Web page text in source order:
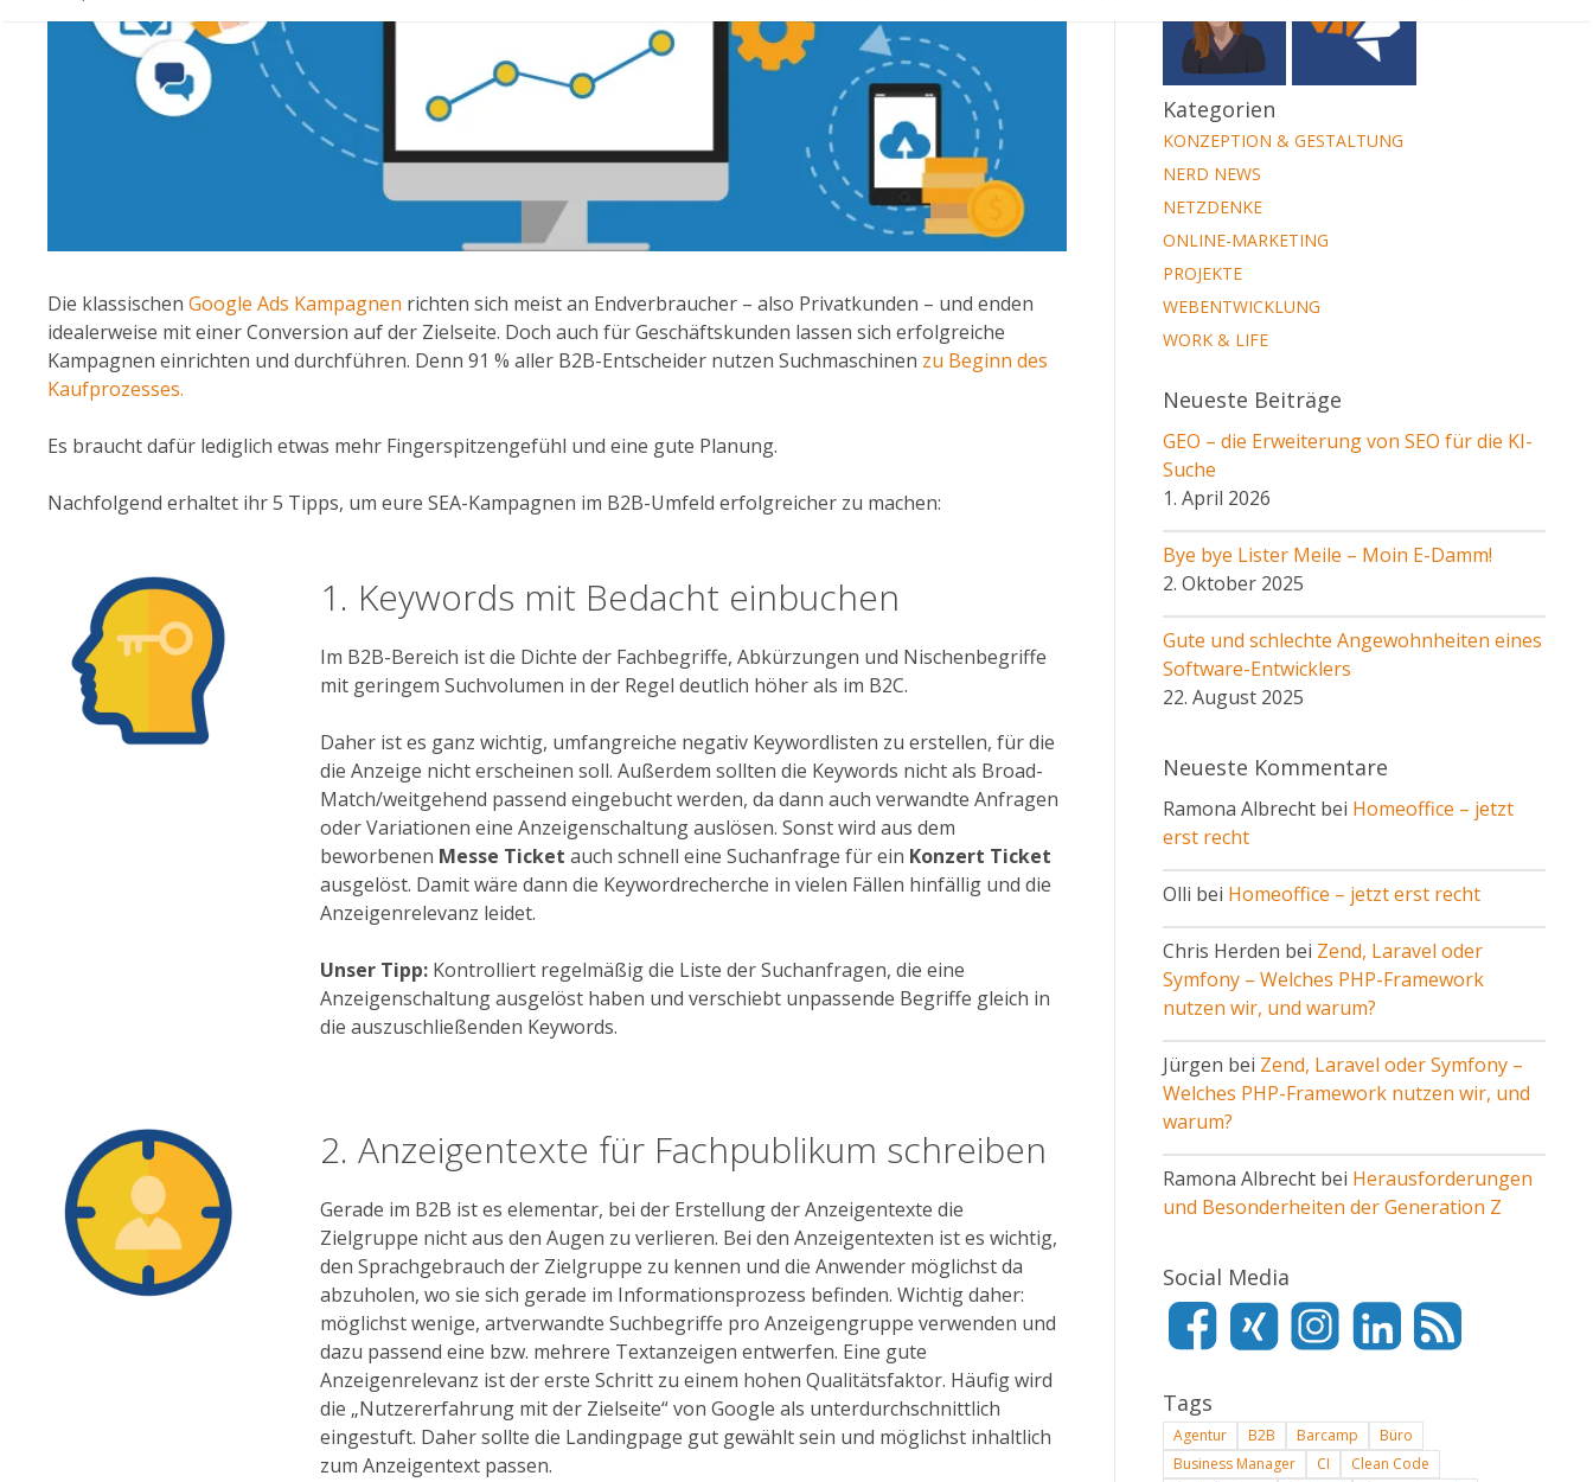
Die klassischen Google Ads Kampagnen richten sich meist an Endverbraucher – also Privatkunden – und enden
idealerweise mit einer Conversion auf der Zielseite. Doch auch für Geschäftskunden lassen sich erfolgreiche
Kampagnen einrichten und durchführen. Denn 91 % aller B2B-Entscheider nutzen Suchmaschinen zu Beginn des
Kaufprozesses.
Es braucht dafür lediglich etwas mehr Fingerspitzengefühl und eine gute Planung.
Nachfolgend erhaltet ihr 5 Tipps, um eure SEA-Kampagnen im B2B-Umfeld erfolgreicher zu machen:
1. Keywords mit Bedacht einbuchen
Im B2B-Bereich ist die Dichte der Fachbegriffe, Abkürzungen und Nischenbegriffe
mit geringem Suchvolumen in der Regel deutlich höher als im B2C.
Daher ist es ganz wichtig, umfangreiche negativ Keywordlisten zu erstellen, für die
die Anzeige nicht erscheinen soll. Außerdem sollten die Keywords nicht als Broad-
Match/weitgehend passend eingebucht werden, da dann auch verwandte Anfragen
oder Variationen eine Anzeigenschaltung auslösen. Sonst wird aus dem
beworbenen Messe Ticket auch schnell eine Suchanfrage für ein Konzert Ticket
ausgelöst. Damit wäre dann die Keywordrecherche in vielen Fällen hinfällig und die
Anzeigenrelevanz leidet.
Unser Tipp:Kontrolliert regelmäßig die Liste der Suchanfragen, die eine
Anzeigenschaltung ausgelöst haben und verschiebt unpassende Begriffe gleich in
die auszuschließenden Keywords.
2. Anzeigentexte für Fachpublikum schreiben
Gerade im B2B ist es elementar, bei der Erstellung der Anzeigentexte die
Zielgruppe nicht aus den Augen zu verlieren. Bei den Anzeigentexten ist es wichtig,
den Sprachgebrauch der Zielgruppe zu kennen und die Anwender möglichst da
abzuholen, wo sie sich gerade im Informationsprozess befinden. Wichtig daher:
möglichst wenige, artverwandte Suchbegriffe pro Anzeigengruppe verwenden und
dazu passend eine bzw. mehrere Textanzeigen entwerfen. Eine gute
Anzeigenrelevanz ist der erste Schritt zu einem hohen Qualitätsfaktor. Häufig wird
die „Nutzererfahrung mit der Zielseite“ von Google als unterdurchschnittlich
eingestuft. Daher sollte die Landingpage gut gewählt sein und möglichst inhaltlich
zum Anzeigentext passen.
Kategorien
KONZEPTION & GESTALTUNG
NERD NEWS
NETZDENKE
ONLINE-MARKETING
PROJEKTE
WEBENTWICKLUNG
WORK & LIFE
Neueste Beiträge
GEO – die Erweiterung von SEO für die KI-
Suche
1. April 2026
Bye bye Lister Meile – Moin E-Damm!
2. Oktober 2025
Gute und schlechte Angewohnheiten eines
Software-Entwicklers
22. August 2025
Neueste Kommentare
Ramona Albrecht bei Homeoffice – jetzt
erst recht
Olli bei Homeoffice – jetzt erst recht
Chris Herden bei Zend, Laravel oder
Symfony – Welches PHP-Framework
nutzen wir, und warum?
Jürgen bei Zend, Laravel oder Symfony –
Welches PHP-Framework nutzen wir, und
warum?
Ramona Albrecht bei Herausforderungen
und Besonderheiten der Generation Z
Social Media
Tags
Agentur B2B Barcamp
Büro
Business Manager
CI
Clean Code